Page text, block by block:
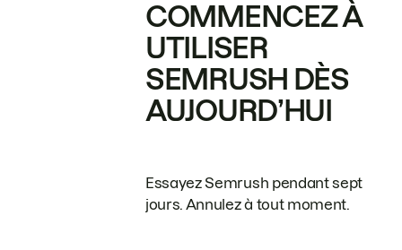
COMMENCEZ À
UTILISER
SEMRUSH DÈS
AUJOURD’HUI
Essayez Semrush pendant sept
jours. Annulez à tout moment.